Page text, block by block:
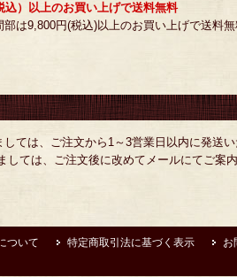
込）以上のお買い上げで送料無料
は9,800円(税込)以上のお買い上げで送料
ては、ご注文から1～3営業日以内に発送
しては、ご注文後に改めてメールにてご案
ついて 特定商取引法に基づく表示 お